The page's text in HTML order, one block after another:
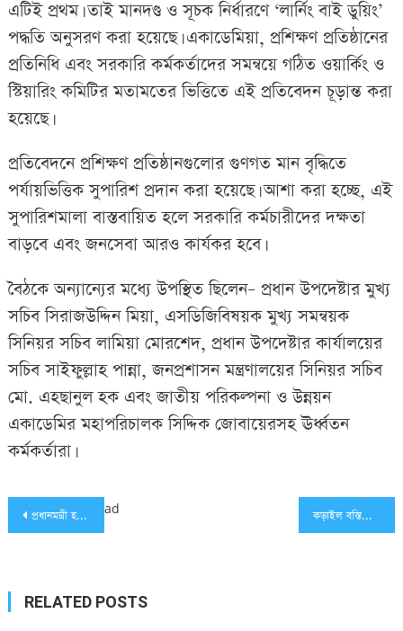
এটিই প্রথম। তাই মানদণ্ড ও সূচক নির্ধারণে ‘লার্নিং বাই ডুয়িং’
পদ্ধতি অনুসরণ করা হয়েছে। একাডেমিয়া, প্রশিক্ষণ প্রতিষ্ঠানের
প্রতিনিধি এবং সরকারি কর্মকর্তাদের সমন্বয়ে গঠিত ওয়ার্কিং ও
স্টিয়ারিং কমিটির মতামতের ভিত্তিতে এই প্রতিবেদন চূড়ান্ত করা
হয়েছে।
প্রতিবেদনে প্রশিক্ষণ প্রতিষ্ঠানগুলোর গুণগত মান বৃদ্ধিতে
পর্যায়ভিত্তিক সুপারিশ প্রদান করা হয়েছে। আশা করা হচ্ছে, এই
সুপারিশমালা বাস্তবায়িত হলে সরকারি কর্মচারীদের দক্ষতা
বাড়বে এবং জনসেবা আরও কার্যকর হবে।
বৈঠকে অন্যান্যের মধ্যে উপস্থিত ছিলেন– প্রধান উপদেষ্টার মুখ্য
সচিব সিরাজউদ্দিন মিয়া, এসডিজিবিষয়ক মুখ্য সমন্বয়ক
সিনিয়র সচিব লামিয়া মোরশেদ, প্রধান উপদেষ্টার কার্যালয়ের
সচিব সাইফুল্লাহ পান্না, জনপ্রশাসন মন্ত্রণালয়ের সিনিয়র সচিব
মো. এহছানুল হক এবং জাতীয় পরিকল্পনা ও উন্নয়ন
একাডেমির মহাপরিচালক সিদ্দিক জোবায়েরসহ ঊর্ধ্বতন
কর্মকর্তারা।
Post
প্রধানমন্ত্রী হওয়ার দৌড়ে এগিয়ে তারেক রহমান: দ্য ইকোনমিস্ট কড়াইল বস্তিতে ফ্রি ওয়াই-ফাই চালু করল বিএনপি
ad
RELATED POSTS